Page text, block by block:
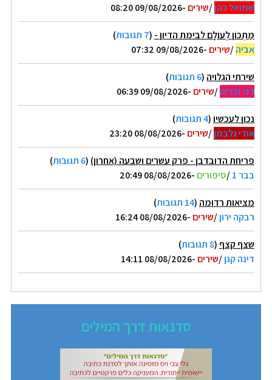
שמואל כהן/שירים -09/08/2026 08:20
מַתְכּוֹן לְעוֹלָם לבימת הדיון - (7 תגובות
)
אביה/שירים -09/08/2026 07:32
שירתי הגלויה (6 תגובות
)
דני זכריה/שירים -09/08/2026 06:39
נכון לעכשיו(4 תגובות
)
אודי גלבמן/שירים -08/08/2026 23:20
פריחת הדובדבן - פרק עשרים ושבעה (אחרון) (6 תגובות
)
בבר 1
/סיפורים -08/08/2026 20:49
מציאות רדומה (14 תגובות
)
רבקה ירון/שירים -08/08/2026 16:24
שצף קצף (8 תגובות
)
דינה קגן/שירים -08/08/2026 14:11
סדנאות דרך המילים